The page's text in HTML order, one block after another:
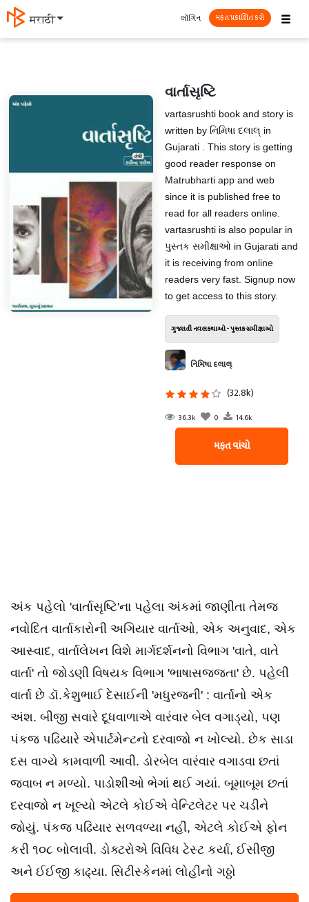
मराठी ☰
લૉગિન મફત પ્રકાશિત કરો
વાર્તાસૃષ્ટિ
vartasrushti book and story is
written by નિમિષા દલાલ્ in
Gujarati . This story is getting
good reader response on
Matrubharti app and web
since it is published free to
read for all readers online.
vartasrushti is also popular in
પુસ્તક સમીક્ષાઓ in Gujarati and
it is receiving from online
readers very fast. Signup now
to get access to this story.
ગુજરાતી નવલકથાઓ - પુસ્તક સમીક્ષાઓ
નિમિષા દલાલ્
(32.8k)
36.3k 0 14.6k
મફત વાંચો
અંક પહેલો 'વાર્તાસૃષ્ટિ'ના પહેલા અંકમાં જાણીતા તેમજ
નવોદિત વાર્તાકારોની અગિયાર વાર્તાઓ, એક અનુવાદ, એક
આસ્વાદ, વાર્તાલેખન વિશે માર્ગદર્શનનો વિભાગ 'વાતે, વાતે
વાર્તા' તો જોડણી વિષયક વિભાગ 'ભાષાસજ્જતા' છે. પહેલી
વાર્તા છે ડૉ.કેશુભાઈ દેસાઈની 'મધુરજની' : વાર્તાનો એક
અંશ. બીજી સવારે દૂધવાળાએ વારંવાર બેલ વગાડ્યો, પણ
પંકજ પઢિયારે એપાર્ટમેન્ટનો દરવાજો ન ખોલ્યો. છેક સાડા
દસ વાગ્યે કામવાળી આવી. ડોરબેલ વારંવાર વગાડવા છતાં
જવાબ ન મળ્યો. પાડોશીઓ ભેગાં થઈ ગયાં. બૂમાબૂમ છતાં
દરવાજો ન ખૂલ્યો એટલે કોઈએ વેન્ટિલેટર પર ચડીને
જોયું. પંકજ પઢિયાર સળવળ્યા નહીં, એટલે કોઈએ ફોન
કરી ૧૦૮ બોલાવી. ડોક્ટરોએ વિવિધ ટેસ્ટ કર્યા, ઈસીજી
અને ઈઈજી કાઢ્યા. સિટીસ્કેનમાં લોહીનો ગઠ્ઠો